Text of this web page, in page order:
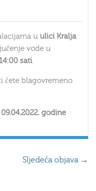
u ulici Kralja
vode u
sati.
ćete blagovremeno
godine
Sljedeća objava →